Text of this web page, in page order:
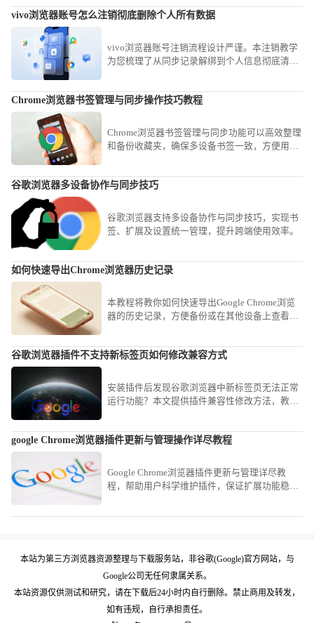
vivo浏览器账号怎么注销彻底删除个人所有数据
vivo浏览器账号注销流程设计严谨。本注销教学
为您梳理了从同步记录解绑到个人信息彻底清空
Chrome浏览器书签管理与同步操作技巧教程
Chrome浏览器书签管理与同步功能可以高效整理
和备份收藏夹，确保多设备书签一致，方便用户
谷歌浏览器多设备协作与同步技巧
谷歌浏览器支持多设备协作与同步技巧，实现书
签、扩展及设置统一管理，提升跨端使用效率。
如何快速导出Chrome浏览器历史记录
本教程将教你如何快速导出Google Chrome浏览
器的历史记录，方便备份或在其他设备上查看浏
谷歌浏览器插件不支持新标签页如何修改兼容方式
安装插件后发现谷歌浏览器中新标签页无法正常
运行功能？本文提供插件兼容性修改方法，教你
google Chrome浏览器插件更新与管理操作详尽教程
Google Chrome浏览器插件更新与管理详尽教
程，帮助用户科学维护插件，保证扩展功能稳定
本站为第三方浏览器资源整理与下载服务站，非谷歌(Google)官方网站，与
Google公司无任何隶属关系。
本站资源仅供测试和研究，请在下载后24小时内自行删除。禁止商用及转发，
如有违规，自行承担责任。